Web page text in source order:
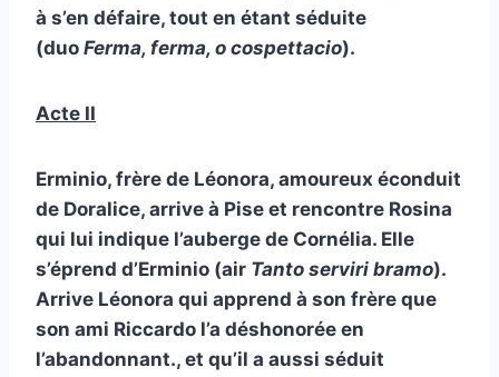
à s’en défaire, tout en étant séduite
(duo Ferma, ferma, o cospettacio).
Acte II
Erminio, frère de Léonora, amoureux éconduit
de Doralice, arrive à Pise et rencontre Rosina
qui lui indique l’auberge de Cornélia. Elle
s’éprend d’Erminio (air Tanto serviri bramo).
Arrive Léonora qui apprend à son frère que
son ami Riccardo l’a déshonorée en
l’abandonnant., et qu’il a aussi séduit